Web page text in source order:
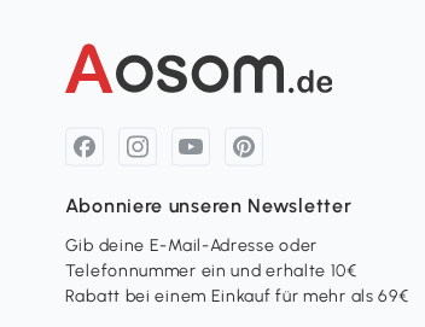
Abonniere unseren Newsletter
Gib deine E-Mail-Adresse oder
Telefonnummer ein und erhalte 10€
Rabatt bei einem Einkauf für mehr als 69€